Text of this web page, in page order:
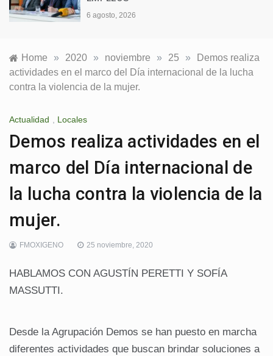
Home » 2020 » noviembre » 25 »
Demos realiza
actividades en el marco del Día internacional de la lucha
contra la violencia de la mujer.
Actualidad , Locales
Demos realiza actividades en el
marco del Día internacional de
la lucha contra la violencia de la
mujer.
FMOXIGENO 25 noviembre, 2020
HABLAMOS CON AGUSTÍN PERETTI Y SOFÍA
MASSUTTI.
Desde la Agrupación Demos se han puesto en marcha
diferentes actividades que buscan brindar soluciones a